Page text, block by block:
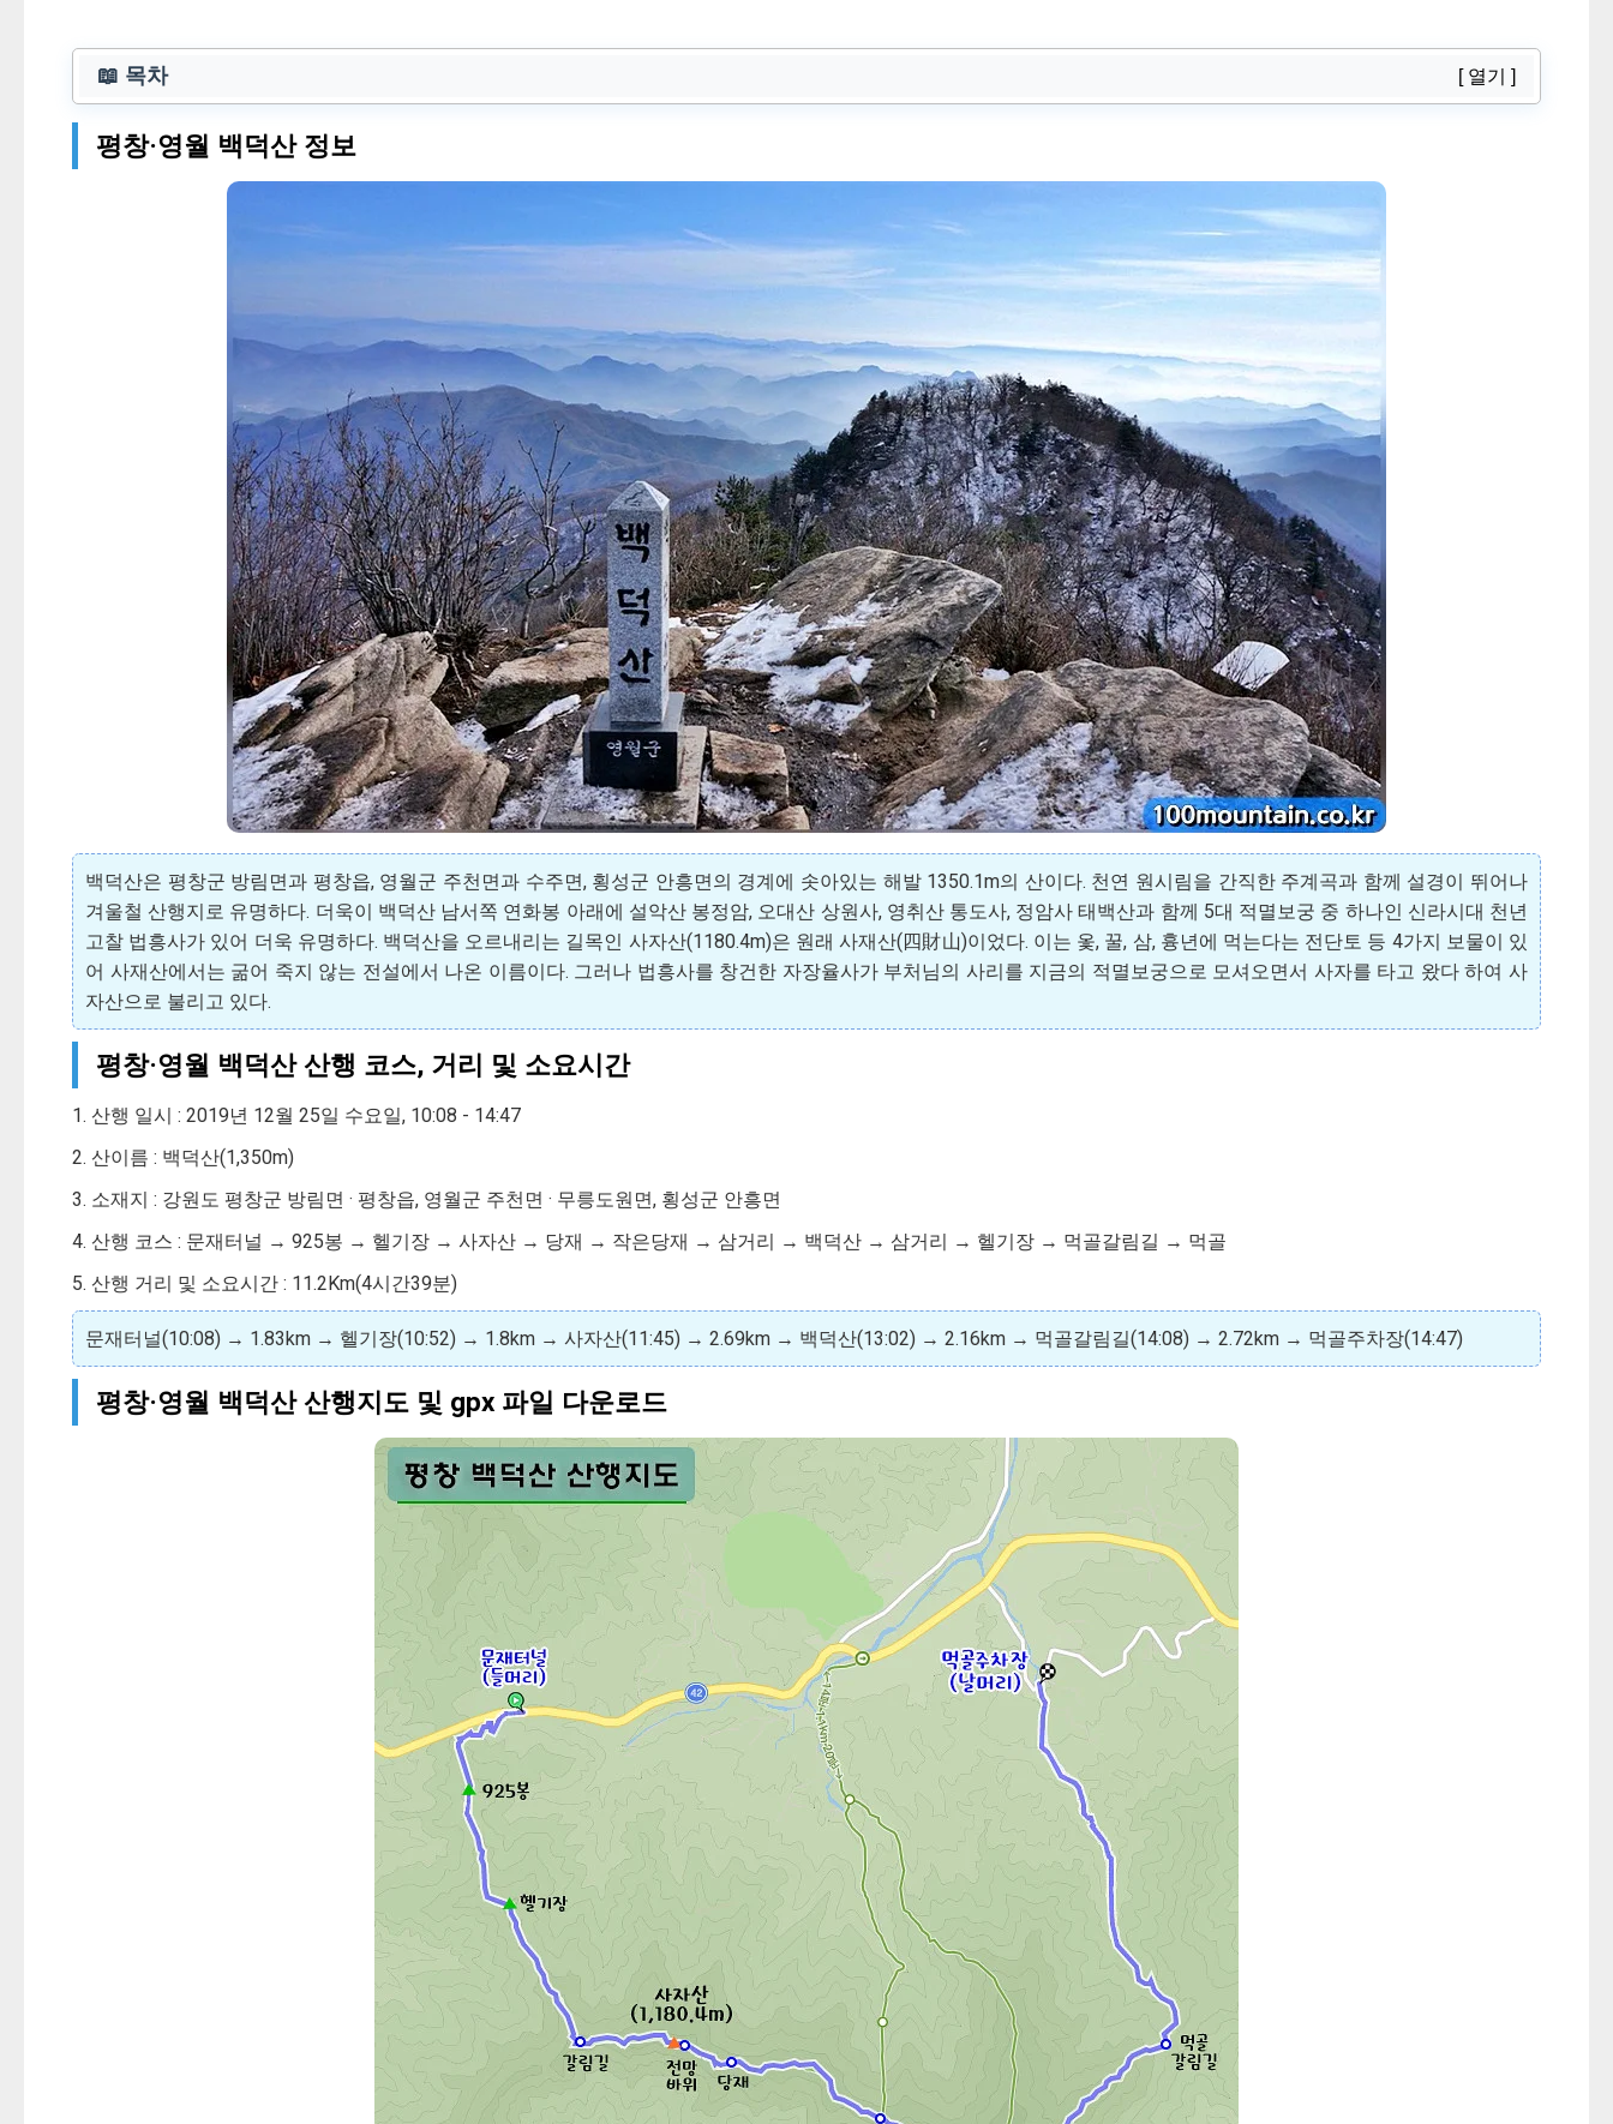
📖 목차 [ 열기 ]
평창·영월 백덕산 정보
백덕산은 평창군 방림면과 평창읍, 영월군 주천면과 수주면, 횡성군 안흥면의 경계에 솟아있는 해발 1350.1m의 산이다. 천연 원시림을 간직한 주계곡과 함께 설경이 뛰어나
겨울철 산행지로 유명하다. 더욱이 백덕산 남서쪽 연화봉 아래에 설악산 봉정암, 오대산 상원사, 영취산 통도사, 정암사 태백산과 함께 5대 적멸보궁 중 하나인 신라시대 천년
고찰 법흥사가 있어 더욱 유명하다. 백덕산을 오르내리는 길목인 사자산(1180.4m)은 원래 사재산(四財山)이었다. 이는 옻, 꿀, 삼, 흉년에 먹는다는 전단토 등 4가지 보물이 있
어 사재산에서는 굶어 죽지 않는 전설에서 나온 이름이다. 그러나 법흥사를 창건한 자장율사가 부처님의 사리를 지금의 적멸보궁으로 모셔오면서 사자를 타고 왔다 하여 사
자산으로 불리고 있다.
평창·영월 백덕산 산행 코스, 거리 및 소요시간
1. 산행 일시 : 2019년 12월 25일 수요일, 10:08 - 14:47
2. 산이름 : 백덕산(1,350m)
3. 소재지 : 강원도 평창군 방림면 · 평창읍, 영월군 주천면 · 무릉도원면, 횡성군 안흥면
4. 산행 코스 : 문재터널 → 925봉 → 헬기장 → 사자산 → 당재 → 작은당재 → 삼거리 → 백덕산 → 삼거리 → 헬기장 → 먹골갈림길 → 먹골
5. 산행 거리 및 소요시간 : 11.2Km(4시간39분)
문재터널(10:08) → 1.83km → 헬기장(10:52) → 1.8km → 사자산(11:45) → 2.69km → 백덕산(13:02) → 2.16km → 먹골갈림길(14:08) → 2.72km → 먹골주차장(14:47)
평창·영월 백덕산 산행지도 및 gpx 파일 다운로드